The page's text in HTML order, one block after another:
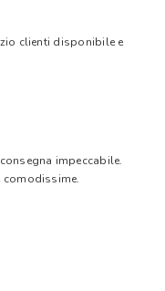
clienti disponibile e
impeccabile.